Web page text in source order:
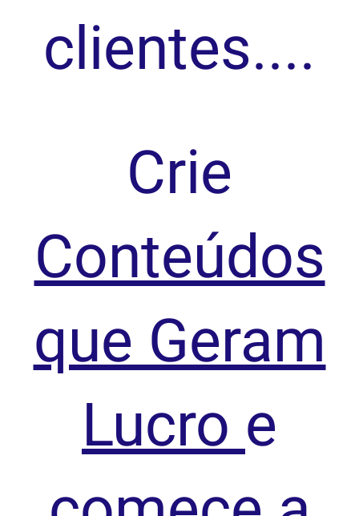
clientes....
Crie
Conteúdos
que Geram
Lucro e